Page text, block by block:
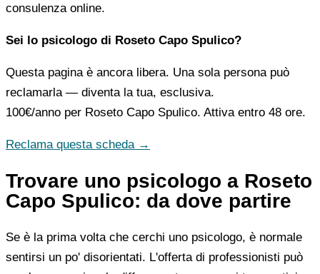
consulenza online.
Sei lo psicologo di Roseto Capo Spulico?
Questa pagina è ancora libera. Una sola persona può
reclamarla — diventa la tua, esclusiva.
100€/anno per Roseto Capo Spulico. Attiva entro 48 ore.
Reclama questa scheda →
Trovare uno psicologo a Roseto
Capo Spulico: da dove partire
Se è la prima volta che cerchi uno psicologo, è normale
sentirsi un po' disorientati. L'offerta di professionisti può